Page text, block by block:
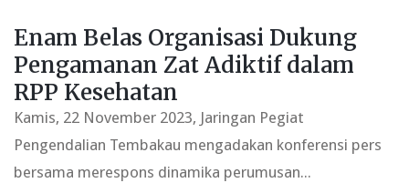
Enam Belas Organisasi Dukung
Pengamanan Zat Adiktif dalam
RPP Kesehatan
Kamis, 22 November 2023, Jaringan Pegiat
Pengendalian Tembakau mengadakan konferensi pers
bersama merespons dinamika perumusan...